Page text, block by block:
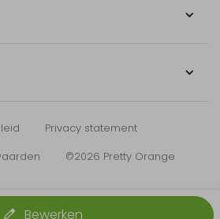
Bewerken
Privacy statement
©2026 Pretty Orange